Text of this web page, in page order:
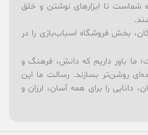
شماست تا ابزارهای نوشتن و خلق
بخش فروشگاه اسباب‌بازی را در
ما باور داریم که دانش، فرهنگ و
روشن‌تر بسازند. رسالت ما این
دانایی را برای همه آسان، ارزان و